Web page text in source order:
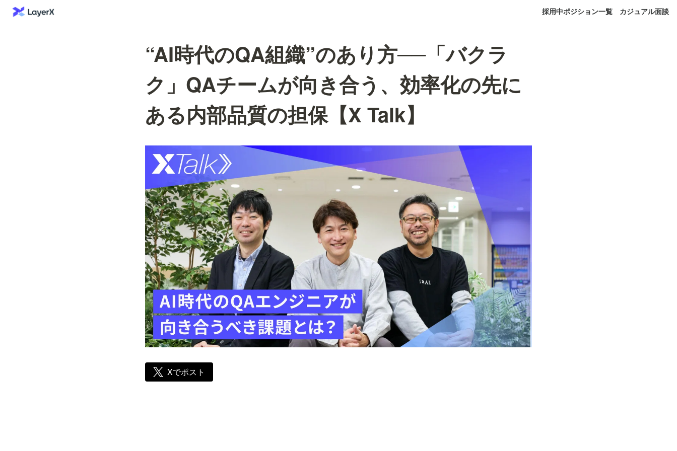
採用中ポジション一覧 カジュアル面談
“AI時代のQA組織”のあり方──「バクラ
ク」QAチームが向き合う、効率化の先に
ある内部品質の担保【X Talk】
Xでポスト